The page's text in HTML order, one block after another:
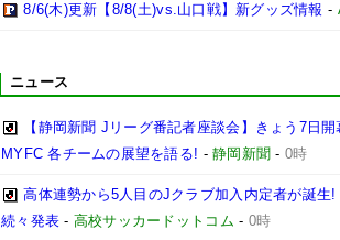
8/6(木)更新【8/8(土)vs.山口戦】新グッズ情報 -
ニュース
【静岡新聞 Jリーグ番記者座談会】きょう7日
MYFC 各チームの展望を語る! -静岡新聞 - 0時
高体連勢から5人目のJクラブ加入内定者が誕
続々発表 - 高校サッカードットコム - 0時